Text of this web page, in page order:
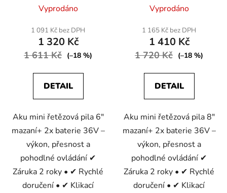
hodnocení
produktu
je
4,6
5
Vyprodáno
1 091 Kč bez DPH
1 320 Kč
1 611 Kč (–18 %)
DETAIL
Aku mini řetězová pila 6"
mazaní+ 2x baterie 36V –
výkon, přesnost a
pohodlné ovládání ✔
Záruka 2 roky • ✔ Rychlé
doručení • ✔ Klikací
Vyprodáno
1 165 Kč bez DPH
1 410 Kč
1 720 Kč (–18 %)
DETAIL
Aku mini řetězová pila 8"
mazaní+ 2x baterie 36V –
výkon, přesnost a
pohodlné ovládání ✔
Záruka 2 roky • ✔ Rychlé
doručení • ✔ Klikací